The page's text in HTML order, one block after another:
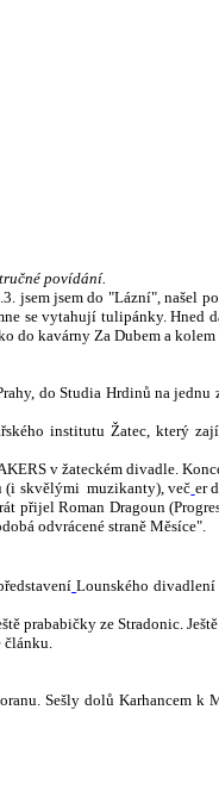
povídání.
jsem jsem do "Lázní", našel
se vytahují tulipánky.
do kavárny Za Dubem a
do Studia Hrdinů na
institutu Žatec, který
v žateckém divadle.
(i skvělými muzikanty), več er
přijel Roman Dragoun
odvrácené straně Měsíce".
Lounského
prababičky ze Stradonic.
článku.
Sešly dolů Karhancem k